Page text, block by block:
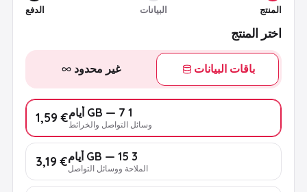
المنتج البيانات الدفع
اختر المنتج
باقات البيانات غير محدود
1 GB — 7 أيام
وسائل التواصل والخرائط € 1,59
3 GB — 15 أيام
الملاحة ووسائل التواصل€ 3,19